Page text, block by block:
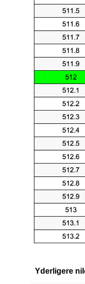
Yderligere